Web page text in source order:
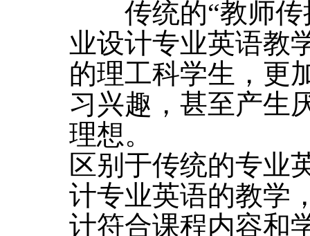
传统的“教师传
业设计专业英语教
的理工科学生，更
习兴趣，甚至产生
理想。
区别于传统的专业
计专业英语的教学
计符合课程内容和